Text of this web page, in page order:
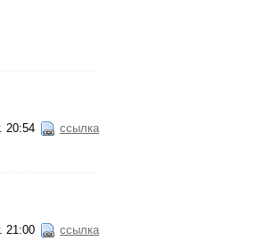
20:54 ссылка
21:00 ссылка